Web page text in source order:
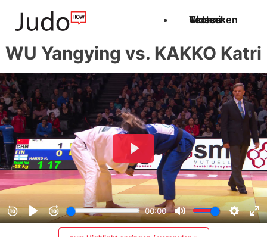
Techniken
Videos
Glossar
WU Yangying vs. KAKKO Katri